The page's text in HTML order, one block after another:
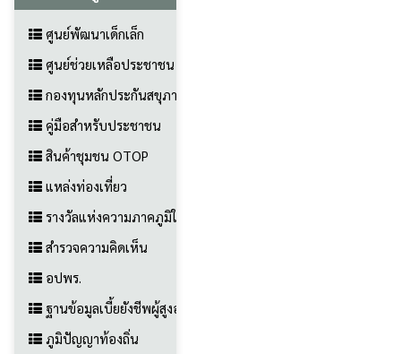
ศูนย์พัฒนาเด็กเล็ก
ศูนย์ช่วยเหลือประชาชน
กองทุนหลักประกันสขุภาพ (สปสช.)
คู่มือสำหรับประชาชน
สินค้าชุมชน OTOP
แหล่งท่องเที่ยว
รางวัลแห่งความภาคภูมิใจ
สำรวจความคิดเห็น
อปพร.
ฐานข้อมูลเบี้ยยังชีพผู้สูงอายุ
ภูมิปัญญาท้องถิ่น